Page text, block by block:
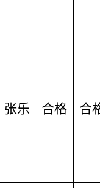
张乐 合格 合